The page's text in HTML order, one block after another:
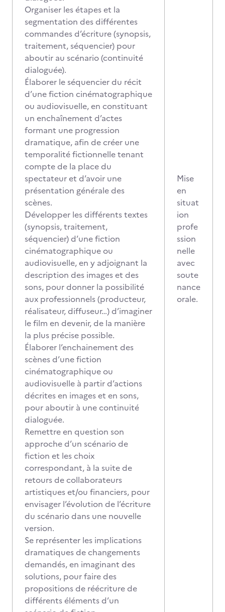
Organiser les étapes et la
segmentation des différentes
commandes d’écriture (synopsis,
traitement, séquencier) pour
aboutir au scénario (continuité
dialoguée).
Élaborer le séquencier du récit
d’une fiction cinématographique
ou audiovisuelle, en constituant
un enchaînement d’actes
formant une progression
dramatique, afin de créer une
temporalité fictionnelle tenant
compte de la place du
spectateur et d’avoir une
présentation générale des
scènes.
Développer les différents textes
(synopsis, traitement,
séquencier) d’une fiction
cinématographique ou
audiovisuelle, en y adjoignant la
description des images et des
sons, pour donner la possibilité
aux professionnels (producteur,
réalisateur, diffuseur…) d’imaginer
le film en devenir, de la manière
la plus précise possible.
Élaborer l’enchainement des
scènes d’une fiction
cinématographique ou
audiovisuelle à partir d’actions
décrites en images et en sons,
pour aboutir à une continuité
dialoguée.
Remettre en question son
approche d’un scénario de
fiction et les choix
correspondant, à la suite de
retours de collaborateurs
artistiques et/ou financiers, pour
envisager l’évolution de l’écriture
du scénario dans une nouvelle
version.
Se représenter les implications
dramatiques de changements
demandés, en imaginant des
solutions, pour faire des
propositions de réécriture de
différents éléments d’un
Mise
en
situat
ion
profe
ssion
nelle
avec
soute
nance
orale.